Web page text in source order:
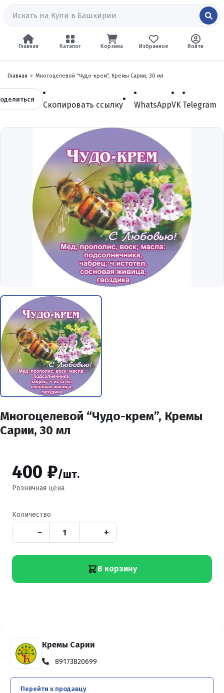
Главная Каталог Войти
Избранное
Корзина
Главная Многоцелевой “Чудо-крем”, Кремы Сарии, 30 мл
Скопировать ссылку WhatsAppVK Telegram
Многоцелевой “Чудо-крем”, Кремы
Сарии, 30 мл
400 ₽/шт.
Розничная цена
Количество
− +
В корзину
Кремы Сарии
89173820699
Перейти к продавцу